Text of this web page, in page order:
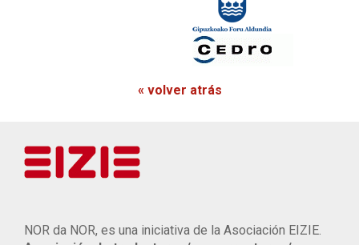
« volver atrás
NOR da NOR, es una iniciativa de la Asociación EIZIE.